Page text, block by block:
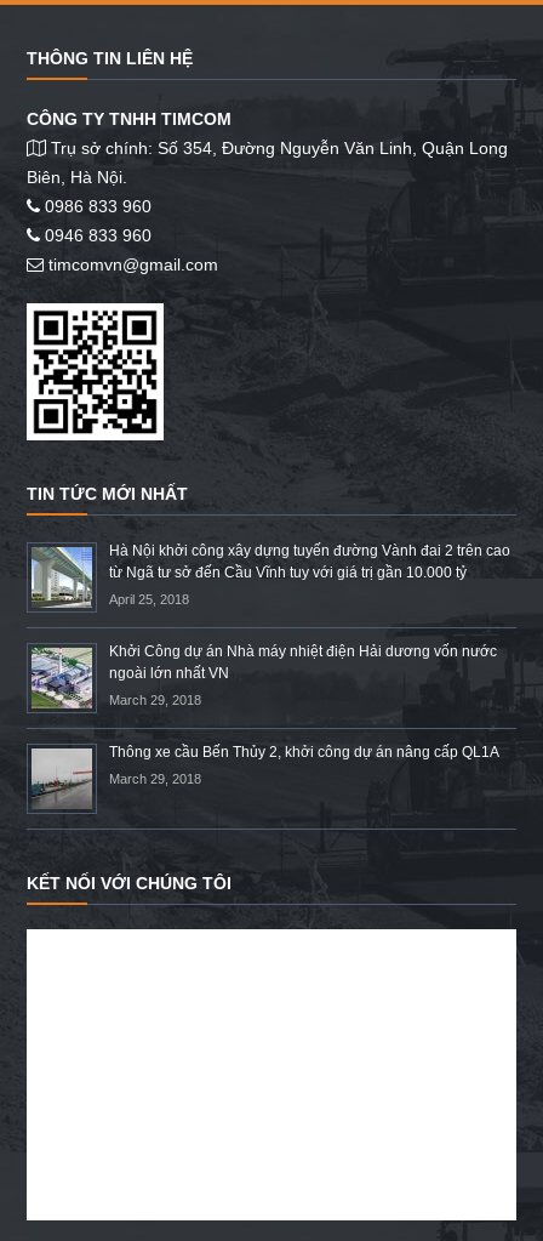
THÔNG TIN LIÊN HỆ
CÔNG TY TNHH TIMCOM
Trụ sở chính: Số 354, Đường Nguyễn Văn Linh, Quận Long
Biên, Hà Nội.
0986 833 960
0946 833 960
timcomvn@gmail.com
TIN TỨC MỚI NHẤT
Hà Nội khởi công xây dựng tuyến đường Vành đai 2 trên cao
từ Ngã tư sở đến Cầu Vĩnh tuy với giá trị gần 10.000 tỷ
April 25, 2018
Khởi Công dự án Nhà máy nhiệt điện Hải dương vốn nước
ngoài lớn nhất VN
March 29, 2018
Thông xe cầu Bến Thủy 2, khởi công dự án nâng cấp QL1A
March 29, 2018
KẾT NỐI VỚI CHÚNG TÔI